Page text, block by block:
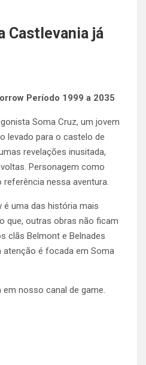
Castlevania já
Período 1999 a 2035
Soma Cruz, um jovem
levado para o castelo de
revelações inusitada,
Personagem como
nessa aventura.
é uma das história mais
que, outras obras não ficam
clãs Belmont e Belnades
é focada em Soma
nosso canal de game.